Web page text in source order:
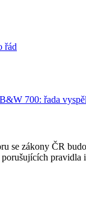
řád
B&W 700: řada
se zákony ČR
pravidla